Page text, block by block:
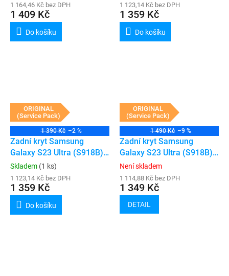
1 164,46 Kč bez DPH
1 409 Kč
Do košíku
1 123,14 Kč bez DPH
1 359 Kč
Do košíku
ORIGINAL
(Service Pack)
1 390 Kč –2 %
Zadní kryt Samsung
Galaxy S23 Ultra (S918B)
(Service Pack) (Lavender)
Skladem (1 ks)
1 123,14 Kč bez DPH
1 359 Kč
Do košíku
ORIGINAL
(Service Pack)
1 490 Kč –9 %
Zadní kryt Samsung
Galaxy S23 Ultra (S918B)
(Service Pack) (Phantom
Black)
Není skladem
1 114,88 Kč bez DPH
1 349 Kč
DETAIL